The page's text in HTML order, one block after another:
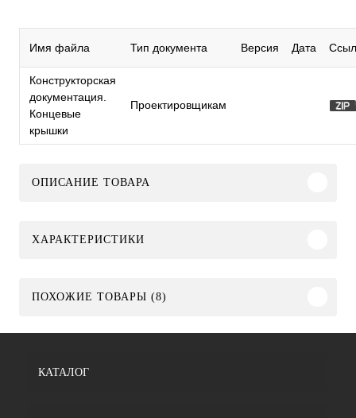
Имя файла Тип документа Версия Дата
Конструкторская
документация.
Концевые
крышки
Проектировщикам
ОПИСАНИЕ ТОВАРА
ХАРАКТЕРИСТИКИ
ПОХОЖИЕ ТОВАРЫ (8)
КАТАЛОГ